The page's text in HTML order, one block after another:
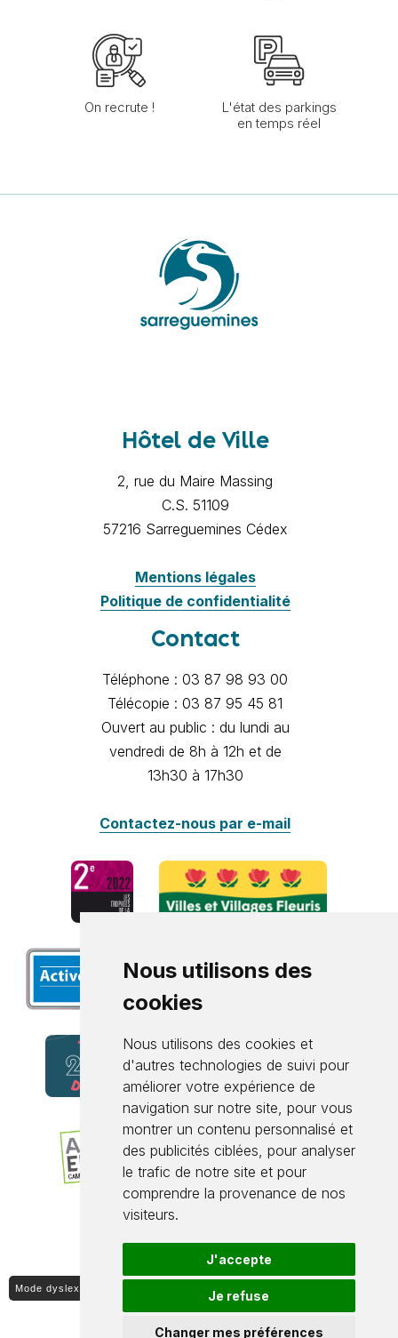
Nous utilisons des
cookies
Nous utilisons des cookies et
d'autres technologies de suivi pour
améliorer votre expérience de
navigation sur notre site, pour vous
montrer un contenu personnalisé et
des publicités ciblées, pour analyser
le trafic de notre site et pour
comprendre la provenance de nos
visiteurs.
J'accepte
Je refuse
Changer mes préférences
On recrute !
L'état des parkings
en temps réel
Hôtel de Ville
2, rue du Maire Massing
C.S. 51109
57216 Sarreguemines Cédex
Mentions légales
Politique de confidentialité
Contact
Téléphone : 03 87 98 93 00
Télécopie : 03 87 95 45 81
Ouvert au public : du lundi au
vendredi de 8h à 12h et de
13h30 à 17h30
Contactez-nous par e-mail
Mode dyslexique ON / OFF